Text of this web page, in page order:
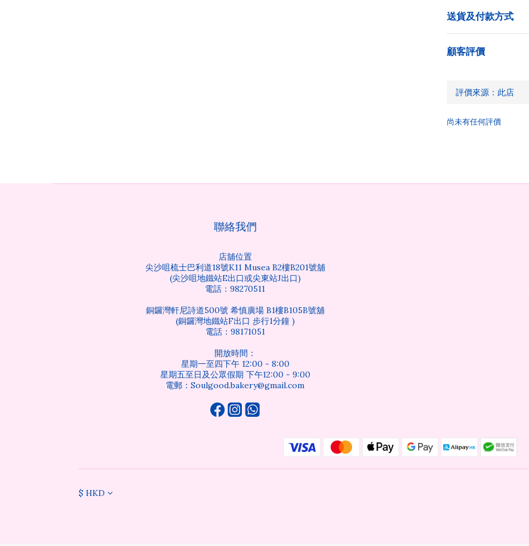
送貨及付款方式
顧客評價
尚未有任何評價
聯絡我們
店舖位置
尖沙咀梳士巴利道18號K11 Musea B2樓B201號舖
(尖沙咀地鐵站E出口或尖東站J出口)
電話：98270511
銅鑼灣軒尼詩道500號 希慎廣場 B1樓B105B號舖
(銅鑼灣地鐵站F出口 步行1分鐘 )
電話：98171051
開放時間：
星期一至四下午 12:00 - 8:00
星期五至日及公眾假期 下午12:00 - 9:00
電郵：Soulgood.bakery@gmail.com
$ HKD